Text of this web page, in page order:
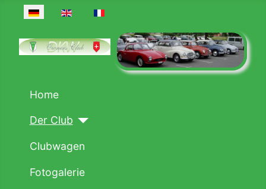
Sprache auswählen
Home
Der Club
Clubwagen
Fotogalerie